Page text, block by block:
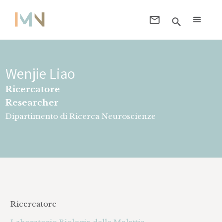
Wenjie Liao
Ricercatore
Researcher
Dipartimento di Ricerca Neuroscienze
Ricercatore